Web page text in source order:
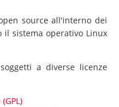
source all'interno dei
sistema operativo Linux
a diverse licenze